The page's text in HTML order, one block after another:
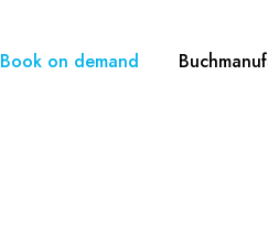
Book on demand